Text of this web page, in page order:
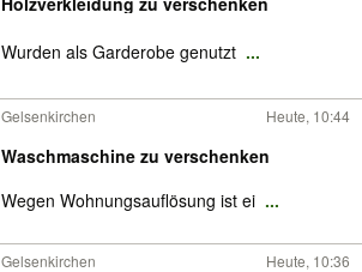
Wurden als Garderobe genutzt ...
Gelsenkirchen Heute, 10:44
Waschmaschine zu verschenken
Wegen Wohnungsauflösung ist ei ...
Gelsenkirchen Heute, 10:36